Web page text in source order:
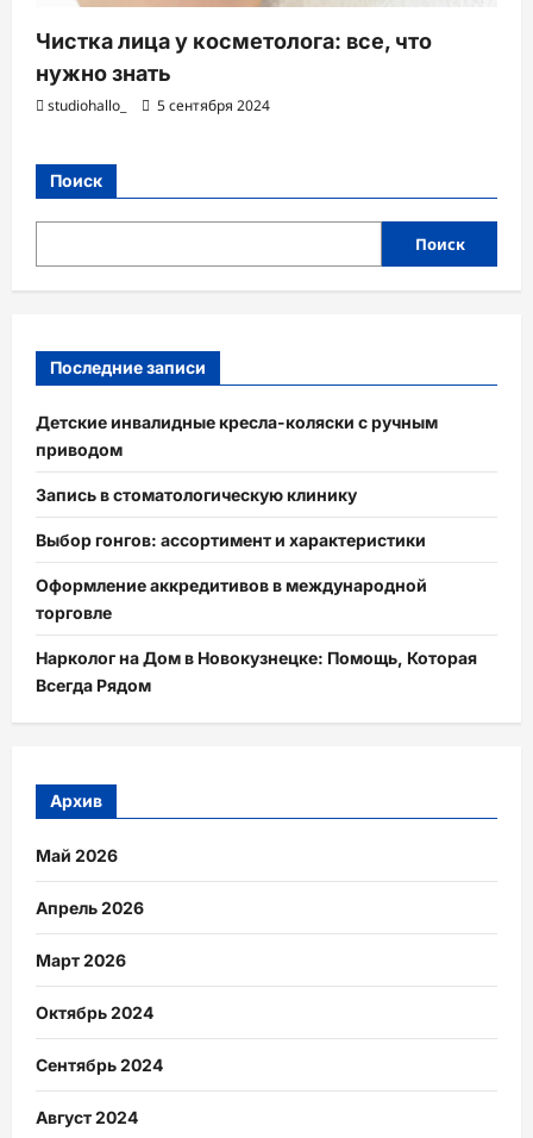
Чистка лица у косметолога: все, что
нужно знать
studiohallo_ 5 сентября 2024
Поиск
Поиск
Последние записи
Детские инвалидные кресла-коляски с ручным
приводом
Запись в стоматологическую клинику
Выбор гонгов: ассортимент и характеристики
Оформление аккредитивов в международной
торговле
Нарколог на Дом в Новокузнецке: Помощь, Которая
Всегда Рядом
Архив
Май 2026
Апрель 2026
Март 2026
Октябрь 2024
Сентябрь 2024
Август 2024